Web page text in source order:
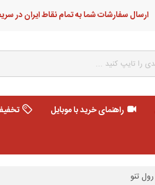
ارسال سفارشات شما به تمام نقاط ایران در
راهنمای خرید با موبایل